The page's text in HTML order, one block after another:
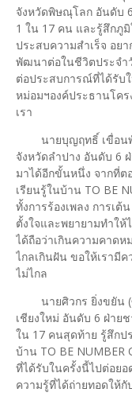
จังหวัดพิษณุโลก อันดับ
1 ใน 17 คน และรู้สึกภู
ประสบความสำเร็จ อย
พัฒนาต่อในชีวิตประจำ
ต่อประสบการณ์ที่ได้รับ
หม่อมฯองค์ประธานโค
เรา
นายบุญฤทธิ์ เขื่อน
จังหวัดลำปาง อันดับ 6
มาได้อีกขั้นหนึ่ง จากที่ต
เรียนรู้ในบ้าน TO BE
ทั้งการร้องเพลง การเ
ตั้งใจและพยายามทำใ
ได้ถือว่าเกินความคาดห
ไกลเกินฝัน ขอให้เรามี
ไม่ไกล
นายศิวกร ยิ่งขยัน
เชียงใหม่ อันดับ 6 ฝ่าย
ใน 17 คนสุดท้าย รู้สึกป
บ้าน TO BE NUMBER
ที่ได้รับในครั้งนี้ไปต่อย
ความรู้ที่ได้ถ่ายทอดให้กั